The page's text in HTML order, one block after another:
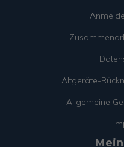
Altgeräte-
Allgemeine